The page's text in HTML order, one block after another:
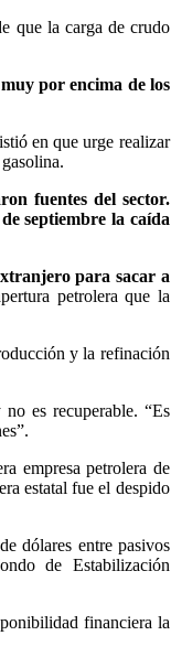
que la carga de crudo
por encima de los
en que urge realizar
fuentes del sector.
septiembre la caída
para sacar a
petrolera que la
y la refinación
es recuperable. “Es
empresa petrolera de
estatal fue el despido
dólares entre pasivos
de Estabilización
financiera la